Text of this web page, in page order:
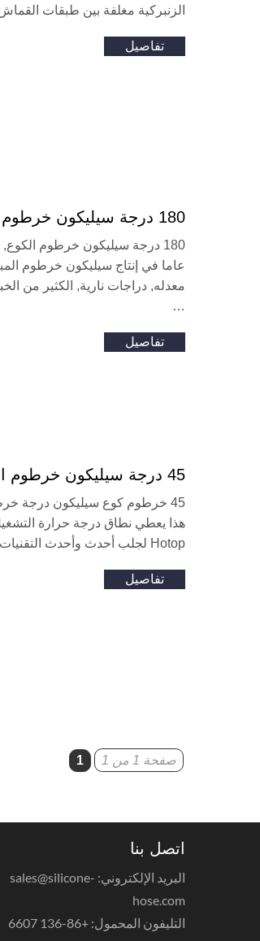
الزنبركية مغلفة بين طبقات القماش. درجات الحرارة: -65درجة فهرنهايت إلى 350
تفاصيل
180 درجة سيليكون خرطوم الكوع
عاما في إنتاج سيليكون خرطوم
معدله, دراجات نارية, الكثير من
…
تفاصيل
45 درجة سيليكون خرطوم الكوع
Hotop لجلب أحدث وأحدث التقنيات في صناعة السيارات التبريد لمنتجاتنا. مثل …
تفاصيل
صفحة 1 من 1 1
اتصل بنا
البريد الإلكتروني: sales@silicone-
hose.com
التليفون المحمول: +86-136 6607